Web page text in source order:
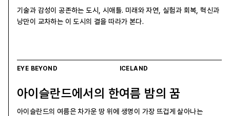
기술과 감성이 공존하는 도시, 시애틀. 미래와 자연, 실험과 회복, 혁신과
낭만이 교차하는 이 도시의 결을 따라가 본다.
EYE BEYOND ICELAND
아이슬란드에서의 한여름 밤의 꿈
아이슬란드의 여름은 차가운 땅 위에 생명이 가장 뜨겁게 살아나는